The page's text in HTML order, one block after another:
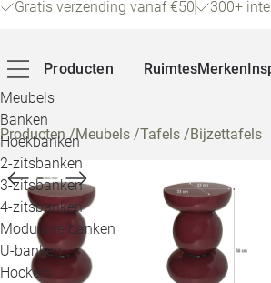
Gratis verzending vanaf €50 300+
Producten
Meubels
Banken
Hoekbanken
2-zitsbanken
3-zitsbanken
4-zitsbanken
Modulaire banken
U-banken
Hockers
RuimtesMerken
Producten/Meubels /Tafels /Bijzettafels